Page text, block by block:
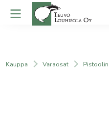
Kauppa Varaosat